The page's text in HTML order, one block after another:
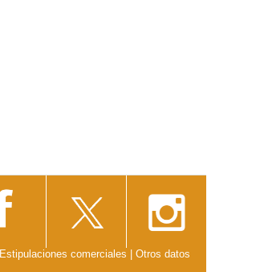
Estipulaciones comerciales Otros datos